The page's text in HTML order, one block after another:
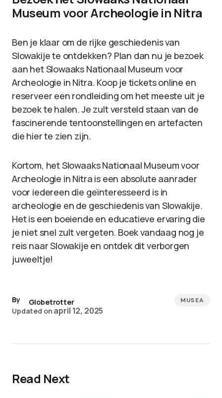
Museum voor Archeologie in Nitra
Ben je klaar om de rijke geschiedenis van
Slowakije te ontdekken? Plan dan nu je bezoek
aan het Slowaaks Nationaal Museum voor
Archeologie in Nitra. Koop je tickets online en
reserveer een rondleiding om het meeste uit je
bezoek te halen. Je zult versteld staan van de
fascinerende tentoonstellingen en artefacten
die hier te zien zijn.
Kortom, het Slowaaks Nationaal Museum voor
Archeologie in Nitra is een absolute aanrader
voor iedereen die geïnteresseerd is in
archeologie en de geschiedenis van Slowakije.
Het is een boeiende en educatieve ervaring die
je niet snel zult vergeten. Boek vandaag nog je
reis naar Slowakije en ontdek dit verborgen
juweeltje!
By
Globetrotter
Updated on april 12, 2025
MUSEA
Read Next